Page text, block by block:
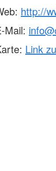
http://
Mail:
Link